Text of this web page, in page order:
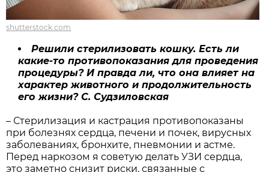
shutterstock.com
Решили стерилизовать кошку. Есть ли
какие-то противопоказания для проведения
процедуры? И правда ли, что она влияет на
характер животного и продолжительность
его жизни? С. Судзиловская
– Стерилизация и кастрация противопоказаны
при болезнях сердца, печени и почек, вирусных
заболеваниях, бронхите, пневмонии и астме.
Перед наркозом я советую делать УЗИ сердца,
это заметно снизит риски, связанные с